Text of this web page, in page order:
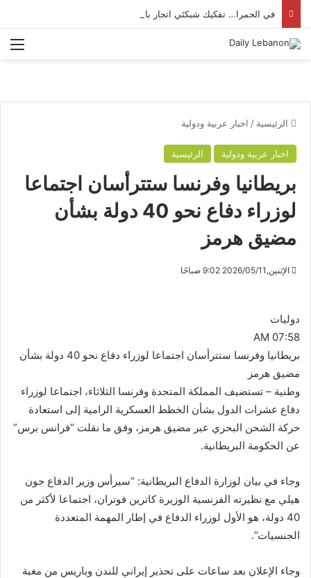
في الحمرا… تفكيك شبكتَي اتجار بالأشخاص وتوقيف 14 شخصًا
الرئيسية / اخبار عربية ودولية
اخبار عربية ودولية الرئيسية
بريطانيا وفرنسا ستترأسان اجتماعا
لوزراء دفاع نحو 40 دولة بشأن
مضيق هرمز
الإثنين,2026/05/11 9:02 صباحًا
دوليات
07:58 AM
بريطانيا وفرنسا ستترأسان اجتماعا لوزراء دفاع نحو 40 دولة بشأن
مضيق هرمز
وطنية – تستضيف المملكة المتحدة وفرنسا الثلاثاء، اجتماعا لوزراء
دفاع عشرات الدول بشأن الخطط العسكرية الرامية إلى استعادة
حركة الشحن البحري عبر مضيق هرمز، وفق ما نقلت “فرانس برس”
عن الحكومة البريطانية.
وجاء في بيان لوزارة الدفاع البريطانية: “سيرأس وزير الدفاع جون
هيلي مع نظيرته الفرنسية الوزيرة كاترين فوتران، اجتماعا لأكثر من
40 دولة، هو الأول لوزراء الدفاع في إطار المهمة المتعددة
الجنسيات”.
وجاء الإعلان بعد ساعات على تحذير إيراني للندن وباريس من مغبة